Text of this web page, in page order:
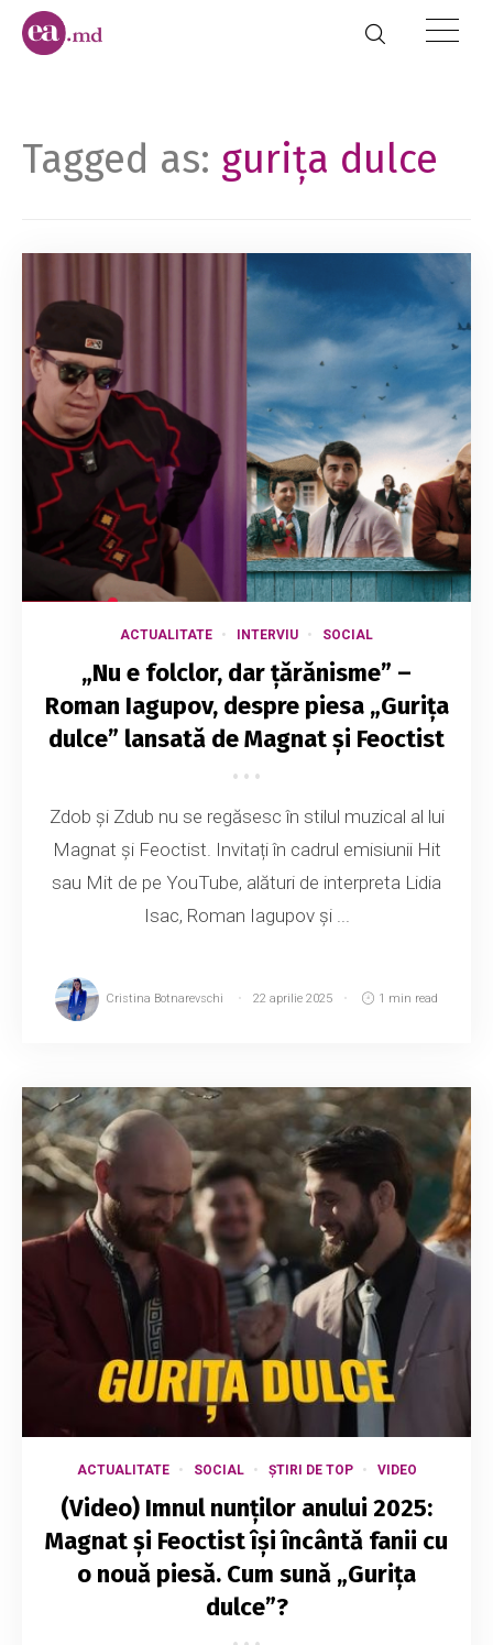
Tagged as: gurița dulce
ACTUALITATE INTERVIU SOCIAL
„Nu e folclor, dar țărănisme” –
Roman Iagupov, despre piesa „Gurița
dulce” lansată de Magnat și Feoctist
Zdob și Zdub nu se regăsesc în stilul muzical al lui
Magnat și Feoctist. Invitați în cadrul emisiunii Hit
sau Mit de pe YouTube, alături de interpreta Lidia
Isac, Roman Iagupov și ...
Cristina Botnarevschi 22 aprilie 2025 1 min read
ACTUALITATE SOCIAL ȘTIRI DE TOP VIDEO
(Video) Imnul nunților anului 2025:
Magnat și Feoctist își încântă fanii cu
o nouă piesă. Cum sună „Gurița
dulce”?